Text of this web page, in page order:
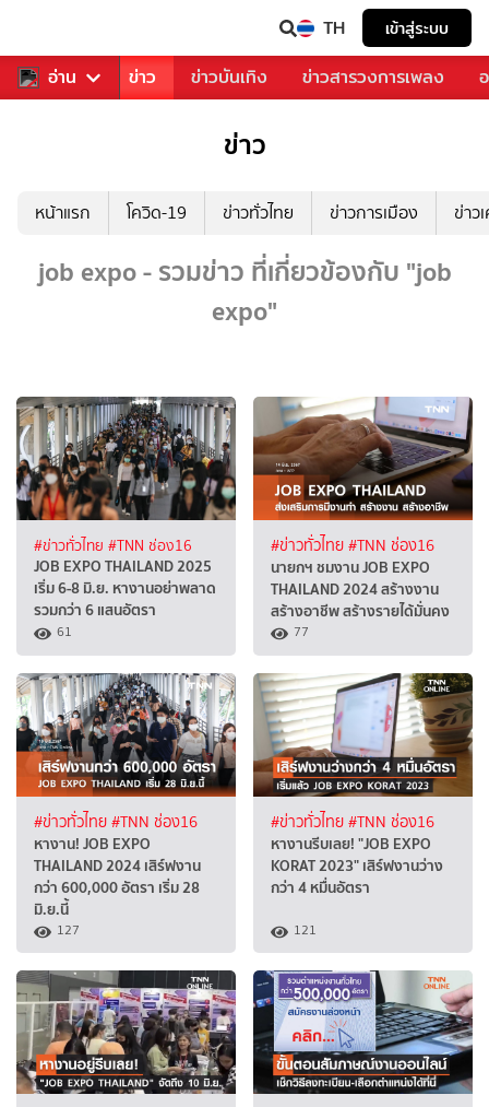
TH เข้าสู่ระบบ
อ่าน
คุณ กีฬา ข่าว ข่าวบันเทิง ข่าวสารวงการเพลง
ข่าว
หน้าแรก โควิด-19 ข่าวทั่วไทย ข่าวการเมือง ข่าว
job expo - รวมข่าว ที่เกี่ยวข้องกับ "job
expo"
#ข่าวทั่วไทย #TNN ช่อง16
JOB EXPO THAILAND 2025
เริ่ม 6-8 มิ.ย. หางานอย่าพลาด
รวมกว่า 6 แสนอัตรา
61
#ข่าวทั่วไทย#TNN ช่อง16
นายกฯ ชมงาน JOB EXPO
THAILAND 2024 สร้างงาน
สร้างอาชีพ สร้างรายได้มั่นคง
77
#ข่าวทั่วไทย#TNN ช่อง16
หางาน! JOB EXPO
THAILAND 2024 เสิร์ฟงาน
กว่า 600,000 อัตรา เริ่ม 28
มิ.ย.นี้
127
#ข่าวทั่วไทย#TNN ช่อง16
หางานรีบเลย! "JOB EXPO
KORAT 2023" เสิร์ฟงานว่าง
กว่า 4 หมื่นอัตรา
121